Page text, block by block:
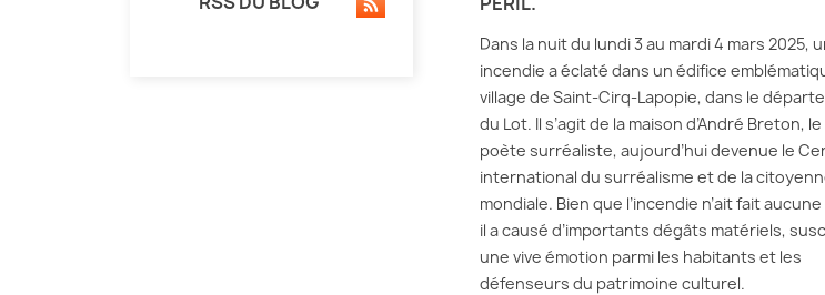
Dans la nuit du lundi 3 au mardi 4 mars 2025,
incendie a éclaté dans un édifice
village de Saint-Cirq-Lapopie, dans le
du Lot. Il s’agit de la maison d’André Breton,
poète surréaliste, aujourd’hui devenue le
international du surréalisme et de la
mondiale. Bien que l’incendie n’ait fait
il a causé d’importants dégâts matériels,
une vive émotion parmi les habitants et les
défenseurs du patrimoine culturel.